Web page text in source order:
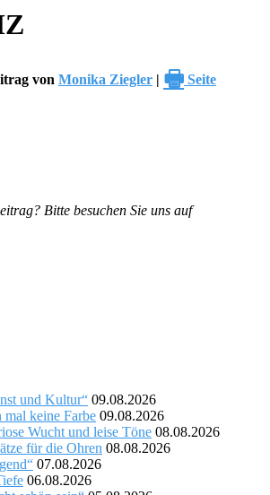
von Monika Ziegler | 🖶 Seite
Bitte besuchen Sie uns auf
und Kultur“ 09.08.2026
mal keine Farbe 09.08.2026
Wucht und leise Töne 08.08.2026
für die Ohren 08.08.2026
07.08.2026
06.08.2026